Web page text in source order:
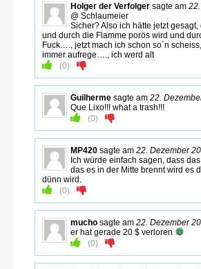
Holger der Verfolger sagte am
@ Schlaumeier
Sicher? Also ich hätte jetzt
und durch die Flamme porös wird und
Fuck…., jetzt mach ich schon so´n
immer aufrege…., ich werd alt
(0)
Guilherme sagte am 22.
Que Lixo!!! what a trash!!!
(0)
MP420 sagte am 22. Dezember
Ich würde einfach sagen, dass
das es in der Mitte brennt wird es
dünn wird.
(0)
mucho sagte am 22. Dezember
er hat gerade 20 $ verloren
(0)